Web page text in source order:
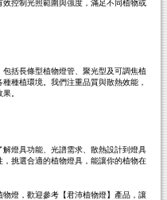
控制光照範圍與強度，滿足不同植物或
括長條型植物燈管、聚光型及可調焦植
種植環境。我們注重品質與散熱效能，
。
燈具功能、光譜需求、散熱設計到燈具
挑選合適的植物燈具，能讓你的植物在
燈，歡迎參考【君沛植物燈】產品，讓